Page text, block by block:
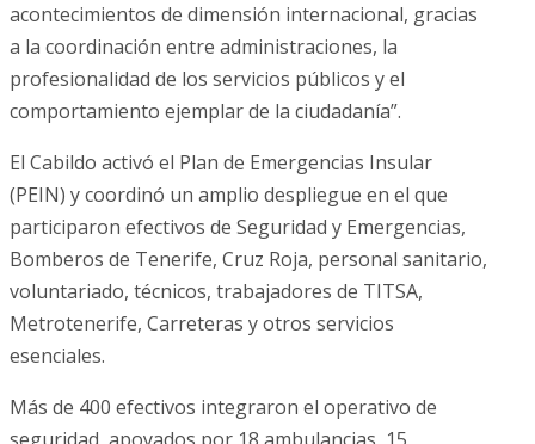
acontecimientos de dimensión internacional, gracias
a la coordinación entre administraciones, la
profesionalidad de los servicios públicos y el
comportamiento ejemplar de la ciudadanía”.
El Cabildo activó el Plan de Emergencias Insular
(PEIN) y coordinó un amplio despliegue en el que
participaron efectivos de Seguridad y Emergencias,
Bomberos de Tenerife, Cruz Roja, personal sanitario,
voluntariado, técnicos, trabajadores de TITSA,
Metrotenerife, Carreteras y otros servicios
esenciales.
Más de 400 efectivos integraron el operativo de